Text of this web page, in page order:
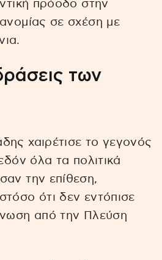
πρόοδο στην
σε σχέση με
των
χαιρέτισε το γεγονός
όλα τα πολιτικά
την επίθεση,
ότι δεν εντόπισε
από την Πλεύση